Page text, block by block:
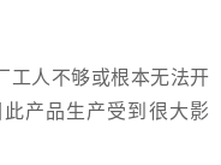
工人不够或根本无法开
产品生产受到很大影